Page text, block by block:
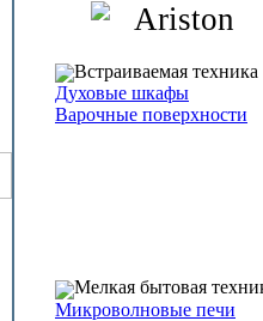
Ariston
Встраиваемая техника
Духовые шкафы
Варочные поверхности
Мелкая бытовая
Микроволновые печи